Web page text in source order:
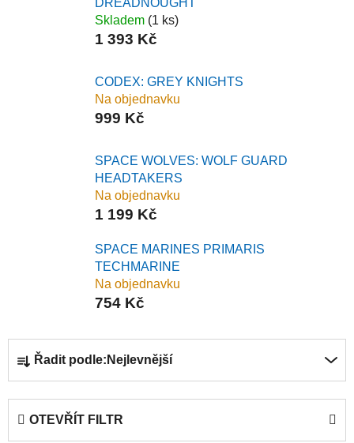
DREADNOUGHT
Skladem (1 ks)
1 393 Kč
CODEX: GREY KNIGHTS
Na objednavku
999 Kč
SPACE WOLVES: WOLF GUARD
HEADTAKERS
Na objednavku
1 199 Kč
SPACE MARINES PRIMARIS
TECHMARINE
Na objednavku
754 Kč
a
z
n
Řadit podle: Nejlevnější
OTEVŘÍT FILTR